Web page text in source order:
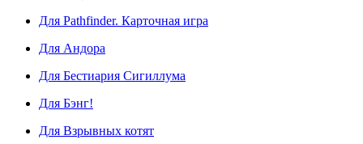
Для Pathfinder. Карточная игра
Для Андора
Для Бестиария Сигиллума
Для Бэнг!
Для Взрывных котят